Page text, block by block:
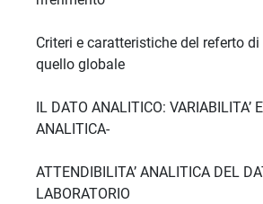
Criteri e caratteristiche del referto
quello globale
IL DATO ANALITICO: VARIABILITA’
ANALITICA-
ATTENDIBILITA’ ANALITICA DEL
LABORATORIO